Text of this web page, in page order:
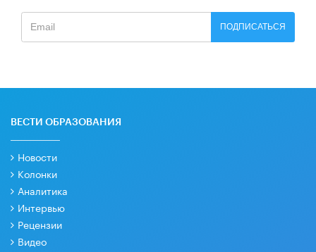
ПОДПИСАТЬСЯ
ВЕСТИ ОБРАЗОВАНИЯ
Новости
Колонки
Аналитика
Интервью
Рецензии
Видео